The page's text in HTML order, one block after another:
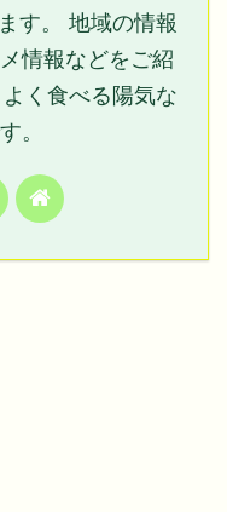
す。 地域の情報
情報などをご紹
く食べる陽気な
。